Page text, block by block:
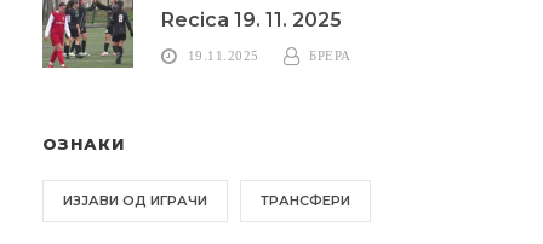
Recica 19. 11. 2025
19.11.2025 БРЕРА
ОЗНАКИ
ИЗЈАВИ ОД ИГРАЧИ ТРАНСФЕРИ